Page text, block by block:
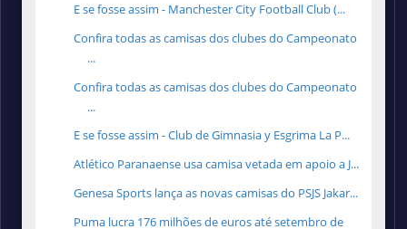
E se fosse assim - Manchester City Football Club (...
Confira todas as camisas dos clubes do Campeonato
...
Confira todas as camisas dos clubes do Campeonato
...
E se fosse assim - Club de Gimnasia y Esgrima La P...
Atlético Paranaense usa camisa vetada em apoio a J...
Genesa Sports lança as novas camisas do PSJS Jakar...
Puma lucra 176 milhões de euros até setembro de